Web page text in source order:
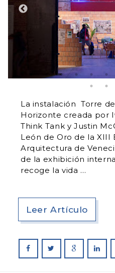
La instalación Torre
Horizonte creada por
Think Tank y Justin
León de Oro de la XIII
Arquitectura de
de la exhibición
recoge la vida
Leer Artículo